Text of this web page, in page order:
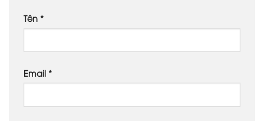
Tên *
Email *